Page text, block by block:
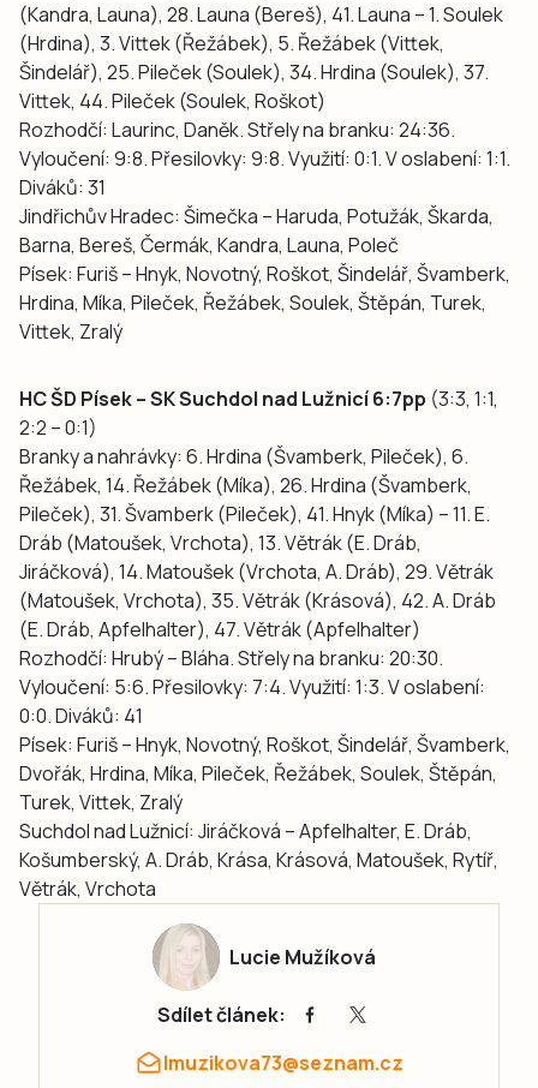
(Kandra, Launa), 28. Launa (Bereš), 41. Launa – 1. Soulek
(Hrdina), 3. Vittek (Řežábek), 5. Řežábek (Vittek,
Šindelář), 25. Pileček (Soulek), 34. Hrdina (Soulek), 37.
Vittek, 44. Pileček (Soulek, Roškot)
Rozhodčí: Laurinc, Daněk. Střely na branku: 24:36.
Vyloučení: 9:8. Přesilovky: 9:8. Využití: 0:1. V oslabení: 1:1.
Diváků: 31
Jindřichův Hradec: Šimečka – Haruda, Potužák, Škarda,
Barna, Bereš, Čermák, Kandra, Launa, Poleč
Písek: Furiš – Hnyk, Novotný, Roškot, Šindelář, Švamberk,
Hrdina, Míka, Pileček, Řežábek, Soulek, Štěpán, Turek,
Vittek, Zralý
HC ŠD Písek – SK Suchdol nad Lužnicí 6:7pp (3:3, 1:1,
2:2 – 0:1)
Branky a nahrávky: 6. Hrdina (Švamberk, Pileček), 6.
Řežábek, 14. Řežábek (Míka), 26. Hrdina (Švamberk,
Pileček), 31. Švamberk (Pileček), 41. Hnyk (Míka) – 11. E.
Dráb (Matoušek, Vrchota), 13. Větrák (E. Dráb,
Jiráčková), 14. Matoušek (Vrchota, A. Dráb), 29. Větrák
(Matoušek, Vrchota), 35. Větrák (Krásová), 42. A. Dráb
(E. Dráb, Apfelhalter), 47. Větrák (Apfelhalter)
Rozhodčí: Hrubý – Bláha. Střely na branku: 20:30.
Vyloučení: 5:6. Přesilovky: 7:4. Využití: 1:3. V oslabení:
0:0. Diváků: 41
Písek: Furiš – Hnyk, Novotný, Roškot, Šindelář, Švamberk,
Dvořák, Hrdina, Míka, Pileček, Řežábek, Soulek, Štěpán,
Turek, Vittek, Zralý
Suchdol nad Lužnicí: Jiráčková – Apfelhalter, E. Dráb,
Košumberský, A. Dráb, Krása, Krásová, Matoušek, Rytíř,
Větrák, Vrchota
Lucie Mužíková
Sdílet článek:
lmuzikova73@seznam.cz